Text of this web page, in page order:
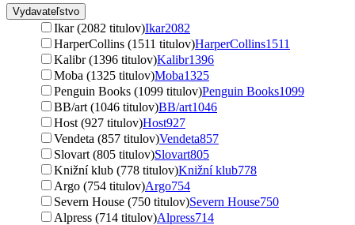
Vydavateľstvo
Ikar (2082 titulov)Ikar2082
HarperCollins (1511 titulov)HarperCollins1511
Kalibr (1396 titulov)Kalibr1396
Moba (1325 titulov)Moba1325
Penguin Books (1099 titulov)Penguin Books1099
BB/art (1046 titulov)BB/art1046
Host (927 titulov)Host927
Vendeta (857 titulov)Vendeta857
Slovart (805 titulov)Slovart805
Knižní klub (778 titulov)Knižní klub778
Argo (754 titulov)Argo754
Severn House (750 titulov)Severn House750
Alpress (714 titulov)Alpress714